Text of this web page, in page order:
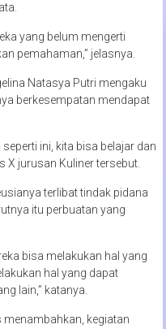
yang belum mengerti
pemahaman,” jelasnya.
Natasya Putri mengaku
berkesempatan mendapat
ini, kita bisa belajar dan
X jurusan Kuliner tersebut.
terlibat tindak pidana
itu perbuatan yang
bisa melakukan hal yang
hal yang dapat
lain,” katanya.
kegiatan